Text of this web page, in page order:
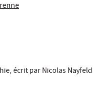
écrit par Nicolas Nayfeld